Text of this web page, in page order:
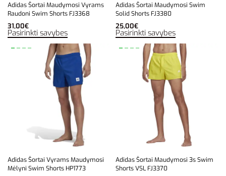
Adidas Šortai Maudymosi Vyrams
Raudoni Swim Shorts FJ3368
31,00€
Pasirinkti savybes
Adidas Šortai Maudymosi Swim
Solid Shorts FJ3380
25,00€
Pasirinkti savybes
Adidas Šortai Vyrams Maudymosi
Mėlyni Swim Shorts HP1773
Adidas Šortai Maudymosi 3s Swim
Shorts VSL FJ3370